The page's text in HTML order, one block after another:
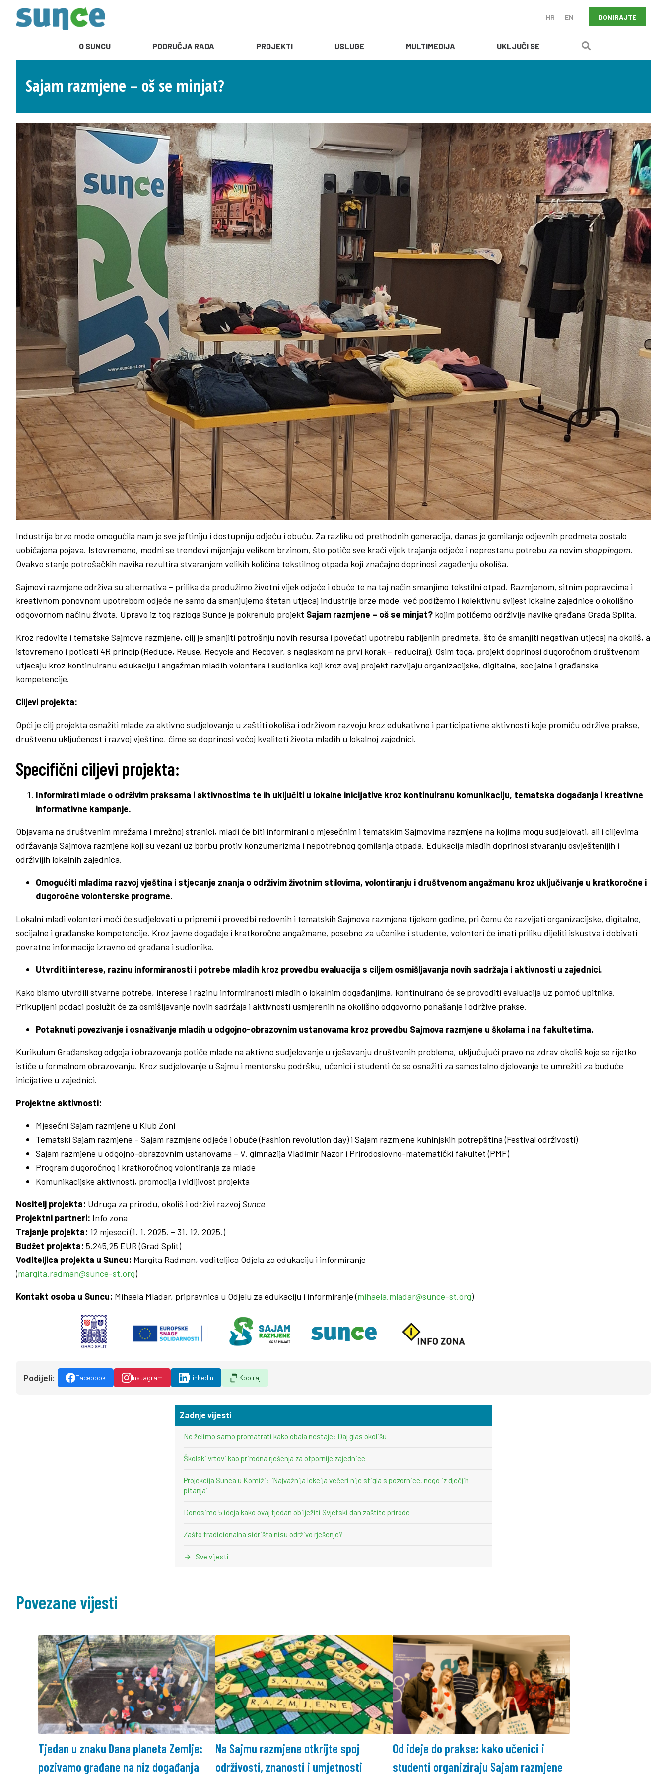
HR EN DONIRAJTE
O SUNCU PODRUČJA RADA PROJEKTI USLUGE MULTIMEDIJA UKLJUČI SE
Sajam razmjene – oš se minjat?
Industrija brze mode omogućila nam je sve jeftiniju i dostupniju odjeću i obuću. Za razliku od prethodnih generacija, danas je gomilanje odjevnih predmeta postalo
uobičajena pojava. Istovremeno, modni se trendovi mijenjaju velikom brzinom, što potiče sve kraći vijek trajanja odjeće i neprestanu potrebu za novim shoppingom.
Ovakvo stanje potrošačkih navika rezultira stvaranjem velikih količina tekstilnog otpada koji značajno doprinosi zagađenju okoliša.
Sajmovi razmjene održiva su alternativa – prilika da produžimo životni vijek odjeće i obuće te na taj način smanjimo tekstilni otpad. Razmjenom, sitnim popravcima i
kreativnom ponovnom upotrebom odjeće ne samo da smanjujemo štetan utjecaj industrije brze mode, već podižemo i kolektivnu svijest lokalne zajednice o okolišno
odgovornom načinu života. Upravo iz tog razloga Sunce je pokrenulo projekt Sajam razmjene – oš se minjat? kojim potičemo održivije navike građana Grada Splita.
Kroz redovite i tematske Sajmove razmjene, cilj je smanjiti potrošnju novih resursa i povećati upotrebu rabljenih predmeta, što će smanjiti negativan utjecaj na okoliš, a
istovremeno i poticati 4R princip (Reduce, Reuse, Recycle and Recover, s naglaskom na prvi korak – reduciraj). Osim toga, projekt doprinosi dugoročnom društvenom
utjecaju kroz kontinuiranu edukaciju i angažman mladih volontera i sudionika koji kroz ovaj projekt razvijaju organizacijske, digitalne, socijalne i građanske
kompetencije.
Ciljevi projekta:
Opći je cilj projekta osnažiti mlade za aktivno sudjelovanje u zaštiti okoliša i održivom razvoju kroz edukativne i participativne aktivnosti koje promiču održive prakse,
društvenu uključenost i razvoj vještine, čime se doprinosi većoj kvaliteti života mladih u lokalnoj zajednici.
Specifični ciljevi projekta:
Informirati mlade o održivim praksama i aktivnostima te ih uključiti u lokalne inicijative kroz kontinuiranu komunikaciju, tematska događanja i kreativne
informativne kampanje.
Objavama na društvenim mrežama i mrežnoj stranici, mladi će biti informirani o mjesečnim i tematskim Sajmovima razmjene na kojima mogu sudjelovati, ali i ciljevima
održavanja Sajmova razmjene koji su vezani uz borbu protiv konzumerizma i nepotrebnog gomilanja otpada. Edukacija mladih doprinosi stvaranju osvještenijih i
održivijih lokalnih zajednica.
Omogućiti mladima razvoj vještina i stjecanje znanja o održivim životnim stilovima, volontiranju i društvenom angažmanu kroz uključivanje u kratkoročne i
dugoročne volonterske programe.
Lokalni mladi volonteri moći će sudjelovati u pripremi i provedbi redovnih i tematskih Sajmova razmjena tijekom godine, pri čemu će razvijati organizacijske, digitalne,
socijalne i građanske kompetencije. Kroz javne događaje i kratkoročne angažmane, posebno za učenike i studente, volonteri će imati priliku dijeliti iskustva i dobivati
povratne informacije izravno od građana i sudionika.
Utvrditi interese, razinu informiranosti i potrebe mladih kroz provedbu evaluacija s ciljem osmišljavanja novih sadržaja i aktivnosti u zajednici.
Kako bismo utvrdili stvarne potrebe, interese i razinu informiranosti mladih o lokalnim događanjima, kontinuirano će se provoditi evaluacija uz pomoć upitnika.
Prikupljeni podaci poslužit će za osmišljavanje novih sadržaja i aktivnosti usmjerenih na okolišno odgovorno ponašanje i održive prakse.
Potaknuti povezivanje i osnaživanje mladih u odgojno-obrazovnim ustanovama kroz provedbu Sajmova razmjene u školama i na fakultetima.
Kurikulum Građanskog odgoja i obrazovanja potiče mlade na aktivno sudjelovanje u rješavanju društvenih problema, uključujući pravo na zdrav okoliš koje se rijetko
ističe u formalnom obrazovanju. Kroz sudjelovanje u Sajmu i mentorsku podršku, učenici i studenti će se osnažiti za samostalno djelovanje te umrežiti za buduće
inicijative u zajednici.
Projektne aktivnosti:
Mjesečni Sajam razmjene u Klub Zoni
Tematski Sajam razmjene – Sajam razmjene odjeće i obuće (Fashion revolution day) i Sajam razmjene kuhinjskih potrepština (Festival održivosti)
Sajam razmjene u odgojno-obrazovnim ustanovama – V. gimnazija Vladimir Nazor i Prirodoslovno-matematički fakultet (PMF)
Program dugoročnog i kratkoročnog volontiranja za mlade
Komunikacijske aktivnosti, promocija i vidljivost projekta
Nositelj projekta: Udruga za prirodu, okoliš i održivi razvoj Sunce
Projektni partneri: Info zona
Trajanje projekta: 12 mjeseci (1. 1. 2025. – 31. 12. 2025.)
Budžet projekta: 5.245,25 EUR (Grad Split)
Voditeljica projekta u Suncu: Margita Radman, voditeljica Odjela za edukaciju i informiranje
(margita.radman@sunce-st.org)
Kontakt osoba u Suncu: Mihaela Mladar, pripravnica u Odjelu za edukaciju i informiranje (mihaela.mladar@sunce-st.org)
Podijeli: Facebook Instagram LinkedIn Kopiraj
Zadnje vijesti
Ne želimo samo promatrati kako obala nestaje: Daj glas okolišu
Školski vrtovi kao prirodna rješenja za otpornije zajednice
Projekcija Sunca u Komiži: ‘Najvažnija lekcija večeri nije stigla s pozornice, nego iz dječjih
pitanja’
Donosimo 5 ideja kako ovaj tjedan obilježiti Svjetski dan zaštite prirode
Zašto tradicionalna sidrišta nisu održivo rješenje?
Sve vijesti
Povezane vijesti
Tjedan u znaku Dana planeta Zemlje:
pozivamo građane na niz događanja
Na Sajmu razmjene otkrijte spoj
održivosti, znanosti i umjetnosti
Od ideje do prakse: kako učenici i
studenti organiziraju Sajam razmjene